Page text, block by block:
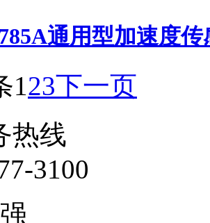
通用型加速度传
123下一页
热线
3100